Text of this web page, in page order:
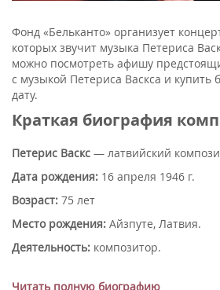
Фонд «Бельканто» организует
которых звучит музыка Петериса
можно посмотреть афишу
с музыкой Петериса Васкса и купить
дату.
Краткая биография
Петерис Васкс — латвийский
Дата рождения: 16 апреля 1946 г.
Возраст: 75 лет
Место рождения: Айзпуте, Латвия.
Деятельность: композитор.
Читать полную биографию